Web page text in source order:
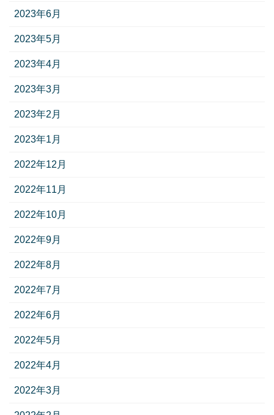
2023年6月
2023年5月
2023年4月
2023年3月
2023年2月
2023年1月
2022年12月
2022年11月
2022年10月
2022年9月
2022年8月
2022年7月
2022年6月
2022年5月
2022年4月
2022年3月